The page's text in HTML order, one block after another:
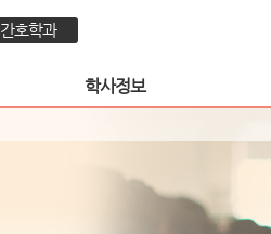
간호학과
학사정보